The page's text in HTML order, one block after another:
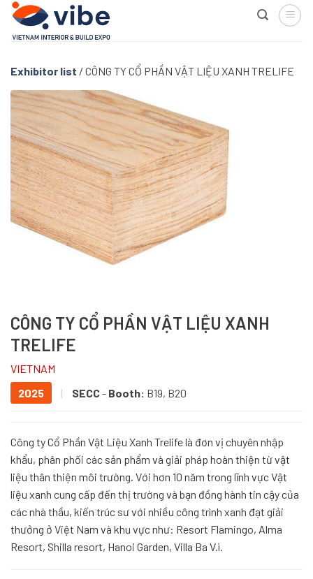
Skip
content
Exhibitor list / CÔNG TY CỔ PHẦN VẬT LIỆU XANH TRELIFE
CÔNG TY CỔ PHẦN VẬT LIỆU XANH
TRELIFE
VIETNAM
2025
| SECC- Booth: B19, B20
Công ty Cổ Phần Vật Liệu Xanh Trelife là đơn vị chuyên nhập
khẩu, phân phối các sản phẩm và giải pháp hoàn thiện từ vật
liệu thân thiện môi trường. Với hơn 10 năm trong lĩnh vực Vật
liệu xanh cung cấp đến thị trường và bạn đồng hành tin cậy của
các nhà thầu, kiến trúc sư với nhiều công trình xanh đạt giải
thưởng ở Việt Nam và khu vực như: Resort Flamingo, Alma
Resort, Shilla resort, Hanoi Garden, Villa Ba V.ì.